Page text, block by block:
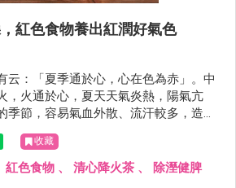
紅色食物養出紅潤好氣色
云：「夏季通於心，心在色為赤」。中
，火通於心，夏天天氣炎熱，陽氣亢
季節，容易氣血外散、流汗較多，造成
波動、煩躁不安，進而影響腸胃道消
血管不適；因此初夏養生的重點在於
收藏
紅色食物 、 清心降火茶 、 除溼健脾